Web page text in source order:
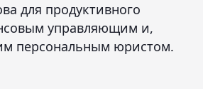
для продуктивного
управляющим и,
персональным юристом.